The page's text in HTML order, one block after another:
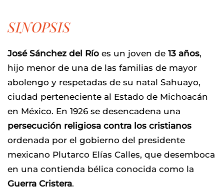
SINOPSIS
José Sánchez del Río es un joven de 13 años,
hijo menor de una de las familias de mayor
abolengo y respetadas de su natal Sahuayo,
ciudad perteneciente al Estado de Michoacán
en México. En 1926 se desencadena una
persecución religiosa contra los cristianos
ordenada por el gobierno del presidente
mexicano Plutarco Elías Calles, que desemboca
en una contienda bélica conocida como la
Guerra Cristera.